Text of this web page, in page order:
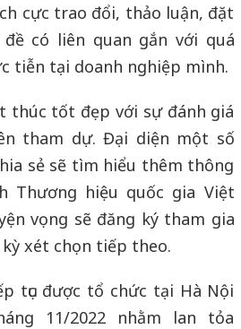
cực trao đổi, thảo luận, đặt
có liên quan gắn với quá
tiễn tại doanh nghiệp mình.
thúc tốt đẹp với sự đánh giá
tham dự. Đại diện một số
sẻ sẽ tìm hiểu thêm thông
Thương hiệu quốc gia Việt
vọng sẽ đăng ký tham gia
xét chọn tiếp theo.
tục được tổ chức tại Hà Nội
11/2022 nhằm lan tỏa